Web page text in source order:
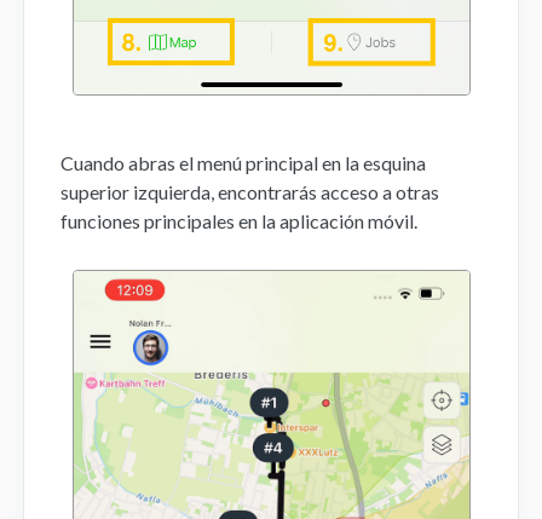
Cuando abras el menú principal en la esquina
superior izquierda, encontrarás acceso a otras
funciones principales en la aplicación móvil.